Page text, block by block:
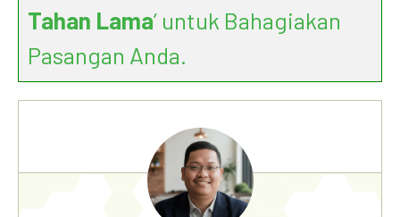
Tahan Lama’ untuk Bahagiakan
Pasangan Anda.